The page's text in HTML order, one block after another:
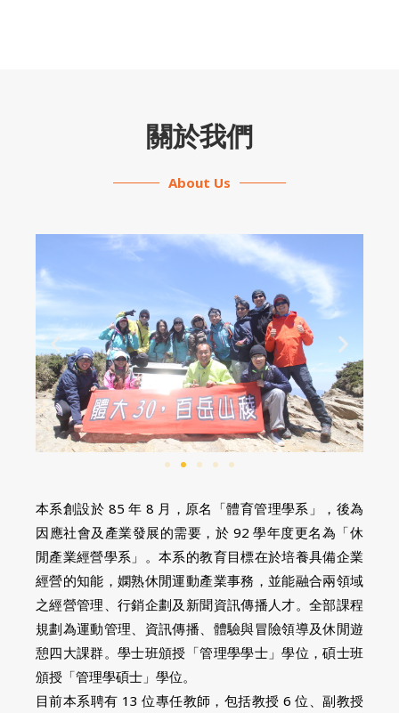
關於我們
About Us
本系創設於 85 年 8 月，原名「體育管理學系」，後為
因應社會及產業發展的需要，於 92 學年度更名為「休
閒產業經營學系」。本系的教育目標在於培養具備企業
經營的知能，嫻熟休閒運動產業事務，並能融合兩領域
之經營管理、行銷企劃及新聞資訊傳播人才。全部課程
規劃為運動管理、資訊傳播、體驗與冒險領導及休閒遊
憩四大課群。學士班頒授「管理學學士」學位，碩士班
頒授「管理學碩士」學位。
目前本系聘有 13 位專任教師，包括教授 6 位、副教授